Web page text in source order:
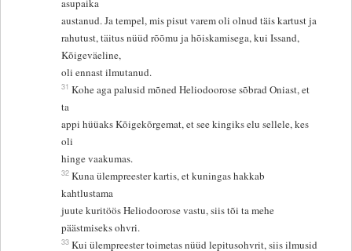
asupaika
austanud. Ja tempel, mis pisut varem oli olnud täis kartust ja
rahutust, täitus nüüd rõõmu ja hõiskamisega, kui Issand,
Kõigeväeline,
oli ennast ilmutanud.
31 Kohe aga palusid mõned Heliodoorose sõbrad Oniast, et
ta
appi hüüaks Kõigekõrgemat, et see kingiks elu sellele, kes
oli
hinge vaakumas.
32 Kuna ülempreester kartis, et kuningas hakkab
kahtlustama
juute kuritöös Heliodoorose vastu, siis tõi ta mehe
päästmiseks ohvri.
33 Kui ülempreester toimetas nüüd lepitusohvrit, siis ilmusid